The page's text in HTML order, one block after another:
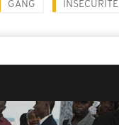
GANG INSÉCURITÉ